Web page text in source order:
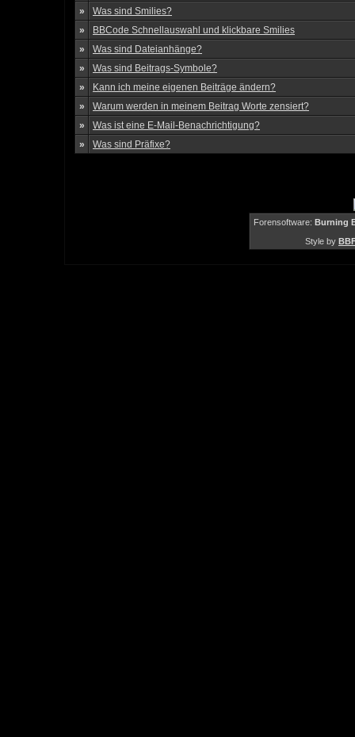
»
Was sind Smilies?
»
BBCode Schnellauswahl und klickbare Smilies
»
Was sind Dateianhänge?
»
Was sind Beitrags-Symbole?
»
Kann ich meine eigenen Beiträge ändern?
»
Warum werden in meinem Beitrag Worte zensiert?
»
Was ist eine E-Mail-Benachrichtigung?
»
Was sind Präfixe?
Forensoftware: Burning
Style by